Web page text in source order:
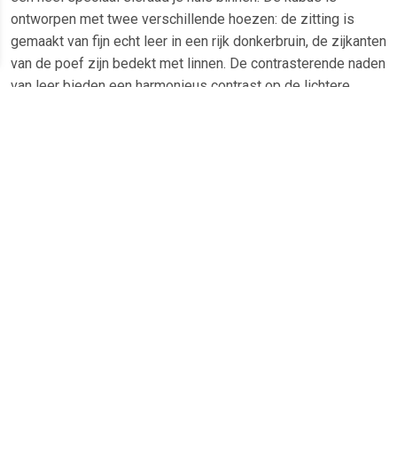
ontworpen met twee verschillende hoezen: de zitting is
gemaakt van fijn echt leer in een rijk donkerbruin, de zijkanten
van de poef zijn bedekt met linnen. De contrasterende naden
van leer bieden een harmonieus contrast op de lichtere